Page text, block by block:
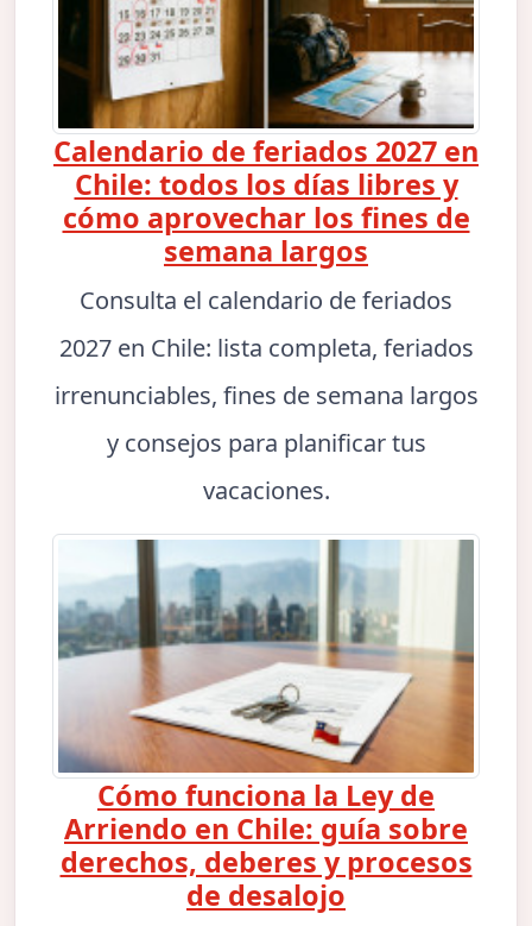
Calendario de feriados 2027 en
Chile: todos los días libres y
cómo aprovechar los fines de
semana largos
Consulta el calendario de feriados
2027 en Chile: lista completa, feriados
irrenunciables, fines de semana largos
y consejos para planificar tus
vacaciones.
Cómo funciona la Ley de
Arriendo en Chile: guía sobre
derechos, deberes y procesos
de desalojo